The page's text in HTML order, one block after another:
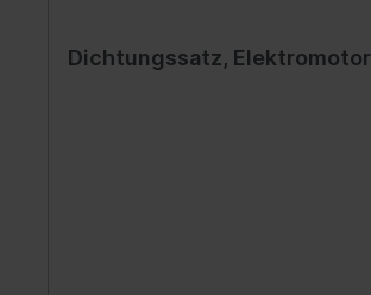
Dichtungssatz, Elektromotor